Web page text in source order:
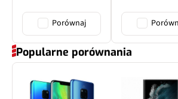
Porównaj
Popularne porównania